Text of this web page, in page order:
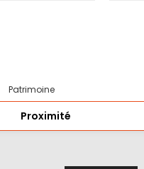
Patrimoine
Proximité